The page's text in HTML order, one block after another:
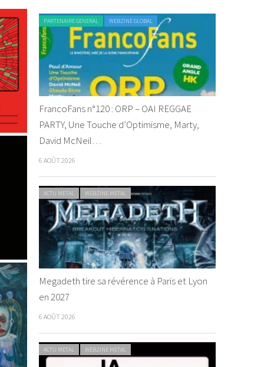
PARTENAIRE GENERAL WEBZINE GLOBAL
FrancoFans n°120 : ORP – OAI REGGAE
PARTY, Une Touche d’Optimisme, Marty,
David McNeil…
6 AOÛT 2026
ACTU METAL WEBZINE METAL
Megadeth tire sa révérence à Paris et Lyon
en 2027
6 AOÛT 2026
ACTU METAL WEBZINE METAL